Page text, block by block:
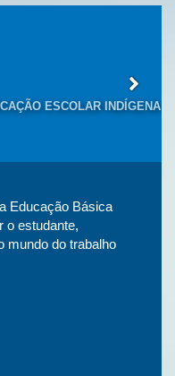
ESCOLAR INDÍGENA
Educação Básica
o estudante,
mundo do trabalho